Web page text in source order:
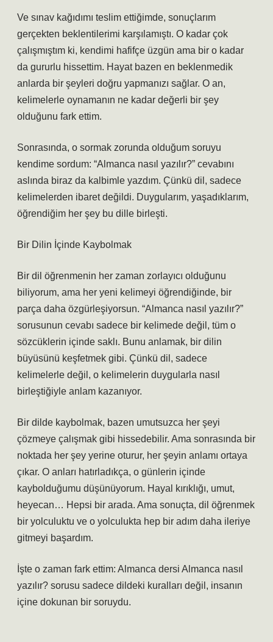
Ve sınav kağıdımı teslim ettiğimde, sonuçlarım
gerçekten beklentilerimi karşılamıştı. O kadar çok
çalışmıştım ki, kendimi hafifçe üzgün ama bir o kadar
da gururlu hissettim. Hayat bazen en beklenmedik
anlarda bir şeyleri doğru yapmanızı sağlar. O an,
kelimelerle oynamanın ne kadar değerli bir şey
olduğunu fark ettim.
Sonrasında, o sormak zorunda olduğum soruyu
kendime sordum: “Almanca nasıl yazılır?” cevabını
aslında biraz da kalbimle yazdım. Çünkü dil, sadece
kelimelerden ibaret değildi. Duygularım, yaşadıklarım,
öğrendiğim her şey bu dille birleşti.
Bir Dilin İçinde Kaybolmak
Bir dil öğrenmenin her zaman zorlayıcı olduğunu
biliyorum, ama her yeni kelimeyi öğrendiğinde, bir
parça daha özgürleşiyorsun. “Almanca nasıl yazılır?”
sorusunun cevabı sadece bir kelimede değil, tüm o
sözcüklerin içinde saklı. Bunu anlamak, bir dilin
büyüsünü keşfetmek gibi. Çünkü dil, sadece
kelimelerle değil, o kelimelerin duygularla nasıl
birleştiğiyle anlam kazanıyor.
Bir dilde kaybolmak, bazen umutsuzca her şeyi
çözmeye çalışmak gibi hissedebilir. Ama sonrasında bir
noktada her şey yerine oturur, her şeyin anlamı ortaya
çıkar. O anları hatırladıkça, o günlerin içinde
kaybolduğumu düşünüyorum. Hayal kırıklığı, umut,
heyecan… Hepsi bir arada. Ama sonuçta, dil öğrenmek
bir yolculuktu ve o yolculukta hep bir adım daha ileriye
gitmeyi başardım.
İşte o zaman fark ettim: Almanca dersi Almanca nasıl
yazılır? sorusu sadece dildeki kuralları değil, insanın
içine dokunan bir soruydu.